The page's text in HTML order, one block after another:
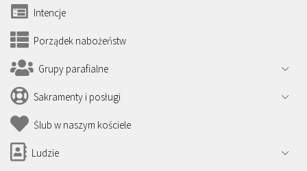
Intencje
Porządek nabożeństw
Grupy parafialne
Sakramenty i posługi
Ślub w naszym kościele
Ludzie